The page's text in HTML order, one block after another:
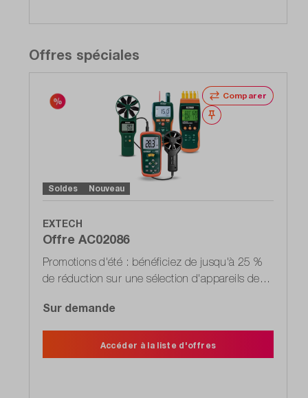
Offres spéciales
Comparer
Noter
Soldes Nouveau
EXTECH
Offre AC02086
Promotions d'été : bénéficiez de jusqu'à 25 %
de réduction sur une sélection d'appareils de
Sur demande
Accéder à la liste d'offres